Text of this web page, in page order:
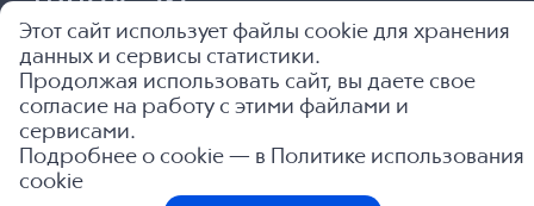
Этот сайт использует файлы cookie для хранения
данных и сервисы статистики.
Продолжая использовать сайт, вы даете свое
согласие на работу с этими файлами и
сервисами.
Подробнее о cookie — в
Политике использования
cookie